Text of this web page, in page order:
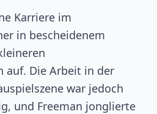
Karriere im
in bescheidenem
auf. Die Arbeit in der
war jedoch
und Freeman jonglierte